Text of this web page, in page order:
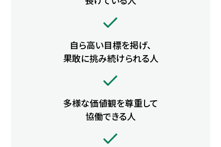
自ら高い目標を掲げ、
果敢に挑み続けられる人
多様な価値観を尊重して
協働できる人